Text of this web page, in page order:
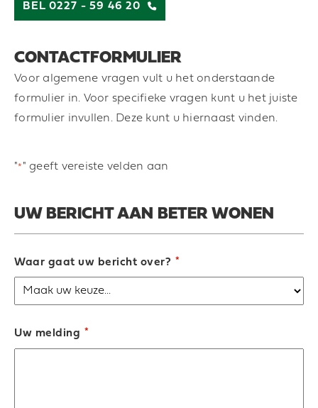
BEL 0227 - 59 46 20
CONTACTFORMULIER
Voor algemene vragen vult u het onderstaande
formulier in. Voor specifieke vragen kunt u het juiste
formulier invullen. Deze kunt u hiernaast vinden.
"* " geeft vereiste velden aan
UW BERICHT AAN BETER WONEN
Waar gaat uw bericht over? *
Uw melding *